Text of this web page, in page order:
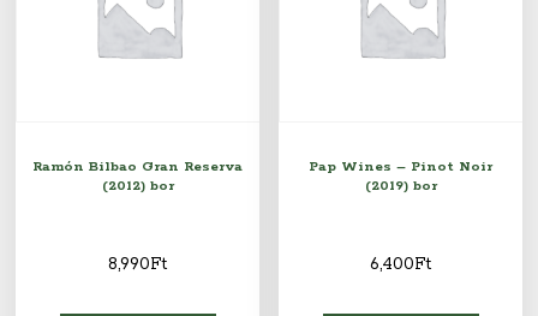
Ramón Bilbao Gran Reserva
(2012) bor
8,990Ft
Pap Wines – Pinot Noir
(2019) bor
6,400Ft